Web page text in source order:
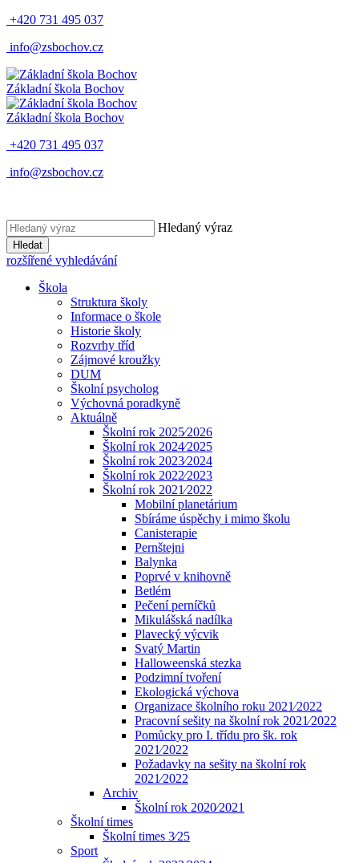
+420 731 495 037
info@zsbochov.cz
Základní škola Bochov
Základní škola Bochov
+420 731 495 037
info@zsbochov.cz
Hledaný výraz
Hledat
rozšířené vyhledávání
Škola
Struktura školy
Informace o škole
Historie školy
Rozvrhy tříd
Zájmové kroužky
DUM
Školní psycholog
Výchovná poradkyně
Aktuálně
Školní rok 2025⁄2026
Školní rok 2024⁄2025
Školní rok 2023⁄2024
Školní rok 2022⁄2023
Školní rok 2021⁄2022
Mobilní planetárium
Sbíráme úspěchy i mimo školu
Canisterapie
Pernštejni
Balynka
Poprvé v knihovně
Betlém
Pečení perníčků
Mikulášská nadílka
Plavecký výcvik
Svatý Martin
Halloweenská stezka
Podzimní tvoření
Ekologická výchova
Organizace školního roku 2021⁄2022
Pracovní sešity na školní rok 2021⁄2022
Pomůcky pro I. třídu pro šk. rok
2021⁄2022
Požadavky na sešity na školní rok
2021⁄2022
Archiv
Školní rok 2020⁄2021
Školní times
Školní times 3⁄25
Sport